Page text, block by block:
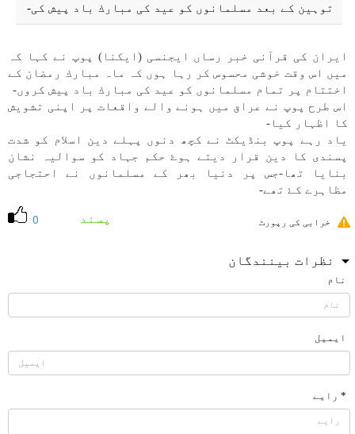
توہين كے بعد مسلمانوں كو عيد كی مبارك باد پيش كی-
ايران كی قرآنی خبر رساں ايجنسی (ايكنا) پوپ نے كہا كہ
میں اس وقت خوشی محسوس كر رہا ہوں كہ ماہ مبارك رمضان كے
اختتام پر تمام مسلمانوں كو عيد كی مبارك باد پيش كروں-
اس طرح پوپ نے عراق میں ہونے والے واقعات پر اپنی تشويش
كا اظہار كيا-
ياد رہے پوپ بنڈيكٹ نے كچھ دنوں پہلے دين اسلام كو شدت
پسندی كا دين قرار ديتے ہوۓ حكم جہاد كو سوالیہ نشان
بنايا تھا-جس پر دنيا بھر كے مسلمانوں نے احتجاجی
مظاہرے كۓ تھے-
0 پسند خرابی کی رپورٹ
نظرات بینندگان
نام
ایمیل
* رایے